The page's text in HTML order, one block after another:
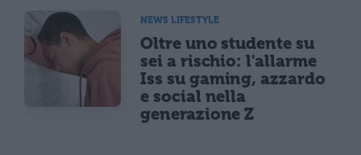
NEWS LIFESTYLE
Oltre uno studente su
sei a rischio: l'allarme
Iss su gaming, azzardo
e social nella
generazione Z